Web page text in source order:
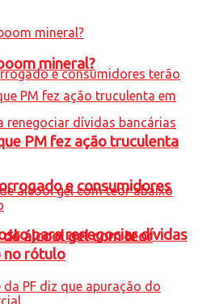
e consumidores
para renegociar dívidas
mineral?
PM fez ação truculenta
de álcool gel com teor
no rótulo